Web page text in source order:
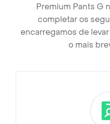
Premium Pants G
completar os
encarregamos de
o mais